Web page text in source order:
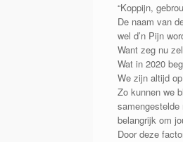
“Koppijn,
De naam van
wel d’n Pijn
Want zeg nu
Wat in 2020
We zijn altijd
Zo kunnen we
samengestelde
belangrijk om
Door deze